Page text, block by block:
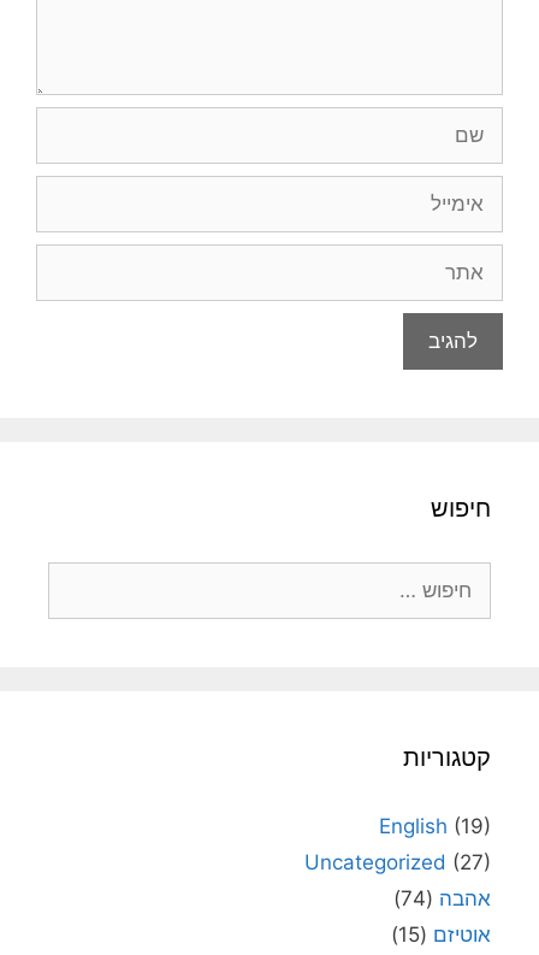
חיפוש
קטגוריות
English (19)
Uncategorized (27)
אהבה (74)
אוטיזם (15)